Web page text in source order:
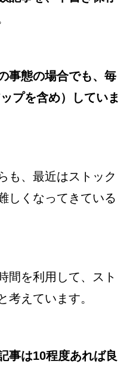
事態の場合でも、毎
プを含め）していま
も、最近はストック
しくなってきている
間を利用して、スト
考えています。
事は10程度あれば良